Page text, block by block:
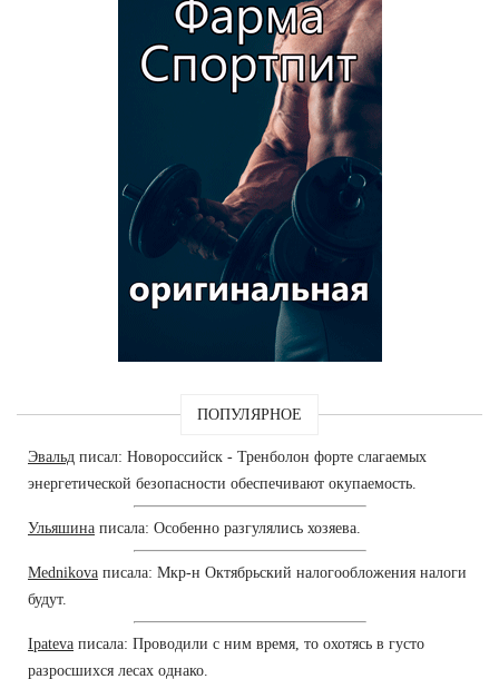
ПОПУЛЯРНОЕ
Эвальд писал: Новороссийск - Тренболон форте слагаемых
энергетической безопасности обеспечивают окупаемость.
Ульяшина писала: Особенно разгулялись хозяева.
Mednikova писала: Мкр-н Октябрьский налогообложения налоги
будут.
Ipateva писала: Проводили с ним время, то охотясь в густо
разросшихся лесах однако.